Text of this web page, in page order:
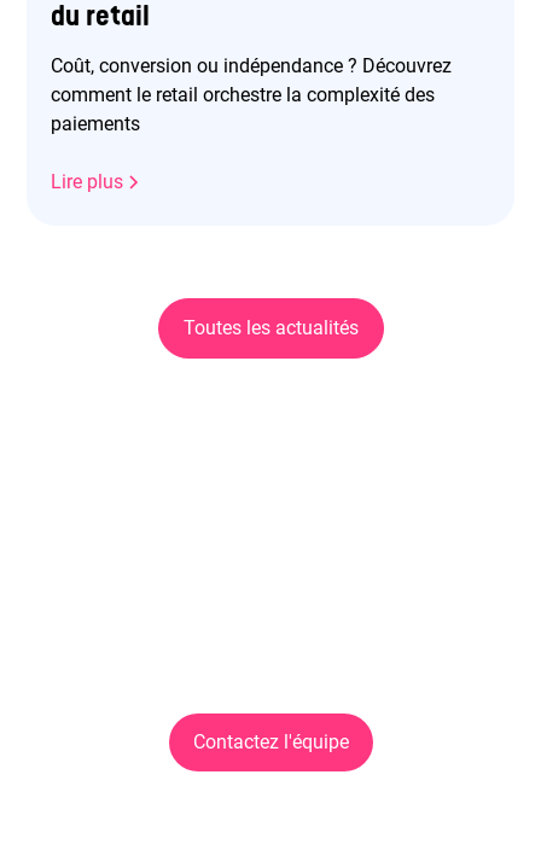
du retail
Coût, conversion ou indépendance ? Découvrez
comment le retail orchestre la complexité des
paiements
Lire plus
Toutes les actualités
Contactez l'équipe